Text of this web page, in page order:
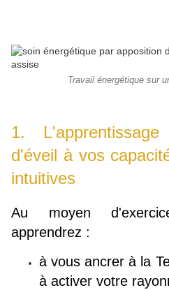
Travail énergétique sur
1.
d'éveil à vos
intuitives
Au moyen
apprendrez :
à vous ancrer à la
à activer votre